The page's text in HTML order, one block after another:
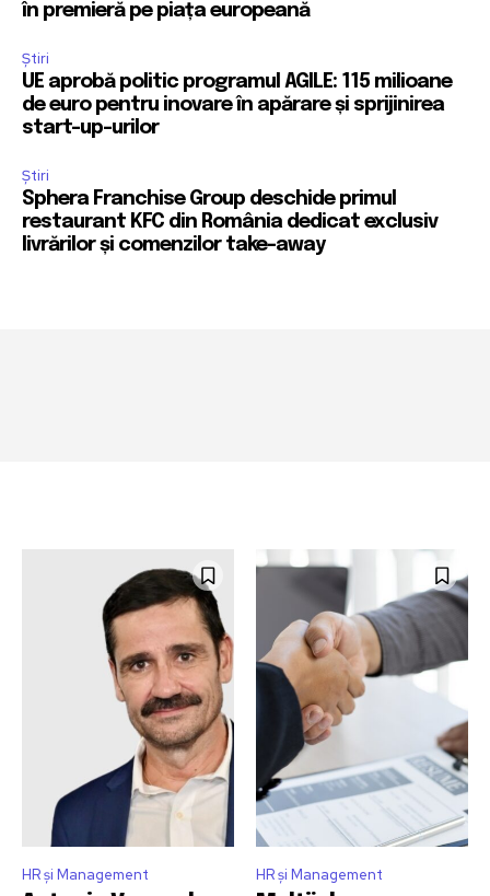
în premieră pe piața europeană
Știri
UE aprobă politic programul AGILE: 115 milioane
de euro pentru inovare în apărare și sprijinirea
start-up-urilor
Știri
Sphera Franchise Group deschide primul
restaurant KFC din România dedicat exclusiv
livrărilor și comenzilor take-away
HR și Management HR și Management